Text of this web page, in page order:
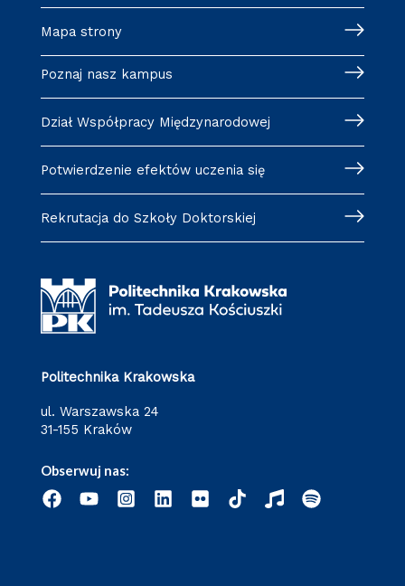
Mapa strony
Poznaj nasz kampus
Dział Współpracy Międzynarodowej
Potwierdzenie efektów uczenia się
Rekrutacja do Szkoły Doktorskiej
Politechnika Krakowska
ul. Warszawska 24
31-155 Kraków
Obserwuj nas: